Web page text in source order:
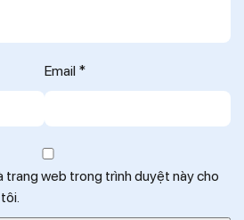
Email *
trang web trong trình duyệt này cho